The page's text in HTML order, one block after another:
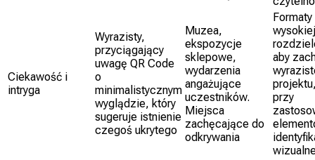
Ciekawość i
intryga
Wyrazisty,
przyciągający
uwagę QR Code
o
minimalistycznym
wyglądzie, który
sugeruje istnienie
czegoś ukrytego
Muzea,
ekspozycje
sklepowe,
wydarzenia
angażujące
uczestników.
Miejsca
zachęcające do
odkrywania
Formaty
wysokiej
aby
przy